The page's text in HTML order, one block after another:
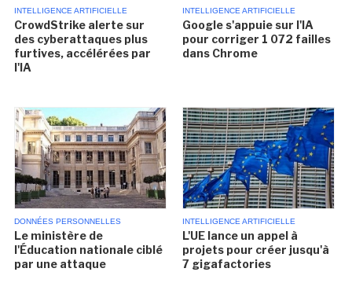
INTELLIGENCE ARTIFICIELLE
CrowdStrike alerte sur
des cyberattaques plus
furtives, accélérées par
l'IA
INTELLIGENCE ARTIFICIELLE
Google s'appuie sur l'IA
pour corriger 1 072 failles
dans Chrome
DONNÉES PERSONNELLES
Le ministère de
l'Éducation nationale ciblé
par une attaque
INTELLIGENCE ARTIFICIELLE
L'UE lance un appel à
projets pour créer jusqu'à
7 gigafactories